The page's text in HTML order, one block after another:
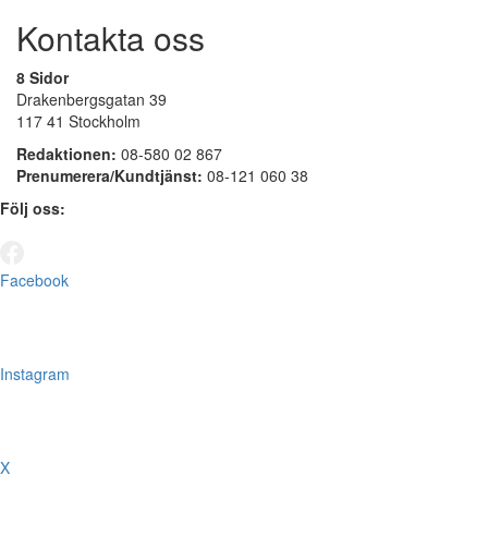
Kontakta oss
8 Sidor
Drakenbergsgatan 39
117 41 Stockholm
Redaktionen: 08-580 02 867
Prenumerera/Kundtjänst: 08-121 060 38
Följ oss:
Facebook
Instagram
X